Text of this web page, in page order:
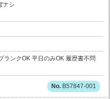
ナシ
ランクOK 平日のみOK 履歴書不問
B57847-001